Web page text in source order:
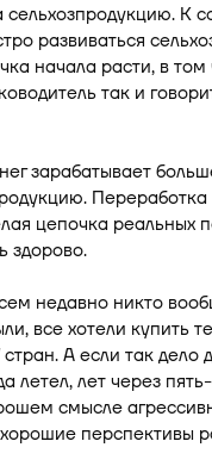
К
развиваться
начала расти, в том
так и
зарабатывает
Переработка
цепочка реальных
здорово.
недавно никто
все хотели купить
А если так дело
летел, лет через
смысле
перспективы